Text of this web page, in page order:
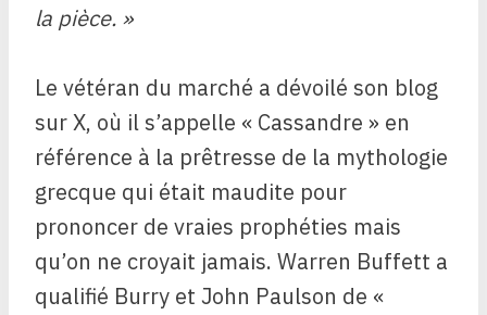
la pièce. »
Le vétéran du marché a dévoilé son blog
sur X, où il s’appelle « Cassandre » en
référence à la prêtresse de la mythologie
grecque qui était maudite pour
prononcer de vraies prophéties mais
qu’on ne croyait jamais. Warren Buffett a
qualifié Burry et John Paulson de «